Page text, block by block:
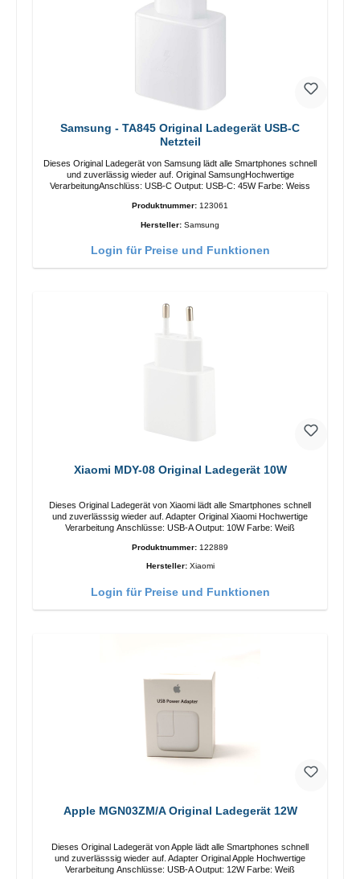
Samsung - TA845 Original Ladegerät USB-C
Netzteil
Dieses Original Ladegerät von Samsung lädt alle Smartphones schnell
und zuverlässig wieder auf. Original SamsungHochwertige
VerarbeitungAnschlüss: USB-C Output: USB-C: 45W Farbe: Weiss
Produktnummer: 123061
Hersteller: Samsung
Login für Preise und Funktionen
Xiaomi MDY-08 Original Ladegerät 10W
Dieses Original Ladegerät von Xiaomi lädt alle Smartphones schnell
und zuverlässsig wieder auf. Adapter Original Xiaomi Hochwertige
Verarbeitung Anschlüsse: USB-A Output: 10W Farbe: Weiß
Produktnummer: 122889
Hersteller: Xiaomi
Login für Preise und Funktionen
Apple MGN03ZM/A Original Ladegerät 12W
Dieses Original Ladegerät von Apple lädt alle Smartphones schnell
und zuverlässsig wieder auf. Adapter Original Apple Hochwertige
Verarbeitung Anschlüsse: USB-A Output: 12W Farbe: Weiß